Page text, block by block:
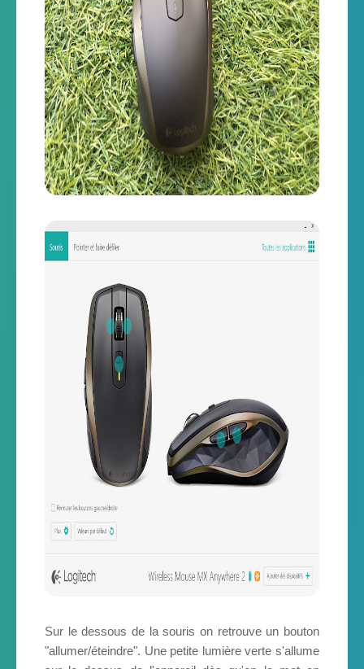
Sur le dessous de la souris on retrouve un bouton
"allumer/éteindre". Une petite lumière verte s'allume